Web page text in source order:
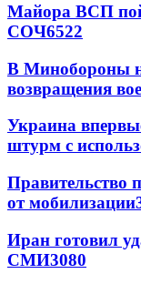
Майора ВСП
СОЧ6522
В Минобороны
возвращения
Украина
штурм с
Правительство
от мобилизации
Иран готовил
СМИ3080